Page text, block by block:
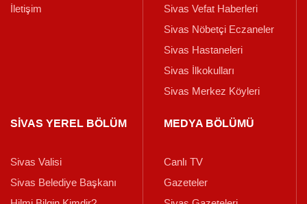
İletişim
Sivas Vefat Haberleri
Sivas Nöbetçi Eczaneler
Sivas Hastaneleri
Sivas İlkokulları
Sivas Merkez Köyleri
SİVAS YEREL BÖLÜM
Sivas Valisi
Sivas Belediye Başkanı
MEDYA BÖLÜMÜ
Canlı TV
Gazeteler